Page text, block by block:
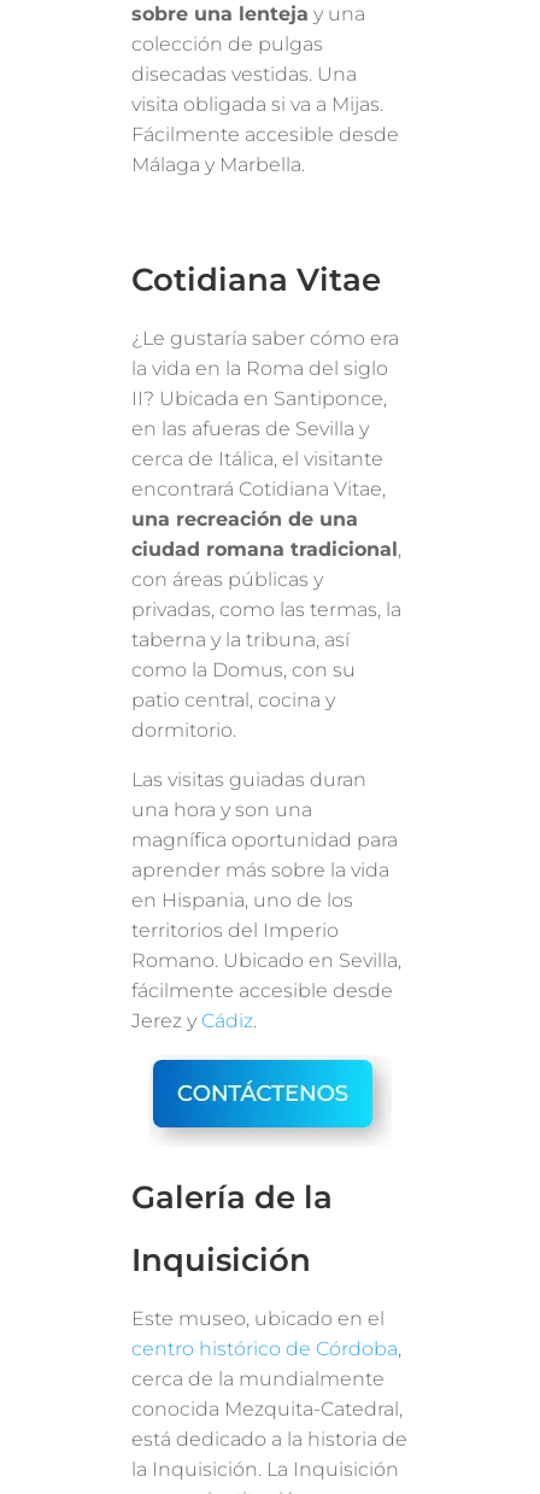
sobre una lenteja y una
colección de pulgas
disecadas vestidas. Una
visita obligada si va a Mijas.
Fácilmente accesible desde
Málaga y Marbella.
Cotidiana Vitae
¿Le gustaría saber cómo era
la vida en la Roma del siglo
II? Ubicada en Santiponce,
en las afueras de Sevilla y
cerca de Itálica, el visitante
encontrará Cotidiana Vitae,
una recreación de una
ciudad romana tradicional,
con áreas públicas y
privadas, como las termas, la
taberna y la tribuna, así
como la Domus, con su
patio central, cocina y
dormitorio.
Las visitas guiadas duran
una hora y son una
magnífica oportunidad para
aprender más sobre la vida
en Hispania, uno de los
territorios del Imperio
Romano. Ubicado en Sevilla,
fácilmente accesible desde
Jerez y Cádiz.
Galería de la
Inquisición
Este museo, ubicado en el
centro histórico de Córdoba,
cerca de la mundialmente
conocida Mezquita-Catedral,
está dedicado a la historia de
la Inquisición. La Inquisición